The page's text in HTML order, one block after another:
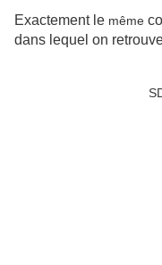
Exactement le même
dans lequel on